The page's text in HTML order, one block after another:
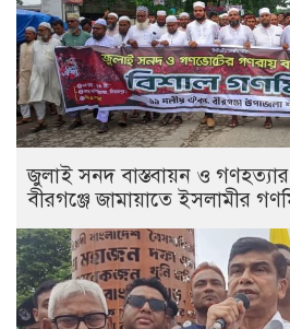
জুলাই সনদ বাস্তবায়ন ও গণহত্যার
বীরগঞ্জে জামায়াতে ইসলামীর